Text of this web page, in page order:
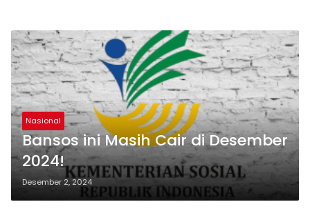
Nasional
Bansos ini Masih Cair di Desember
2024!
Desember 2, 2024